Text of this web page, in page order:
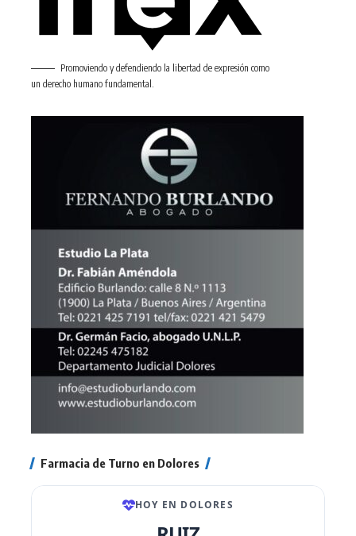
Promoviendo y defendiendo la libertad de expresión como
un derecho humano fundamental.
Farmacia de Turno en Dolores